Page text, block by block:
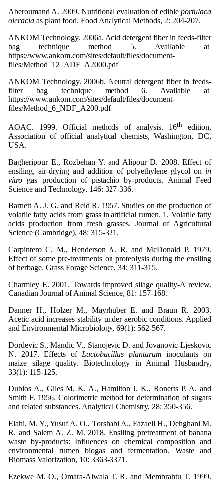
Aberoumand A. 2009. Nutritional evaluation of edible portulaca
oleracia as plant food. Food Analytical Methods, 2: 204-207.
ANKOM Technology. 2006a. Acid detergent fiber in feeds-filter
bag technique method 5. Available at
https://www.ankom.com/sites/default/files/document-
files/Method_12_ADF_A2000.pdf
ANKOM Technology. 2006b. Neutral detergent fiber in feeds-
filter bag technique method 6. Available at
https://www.ankom.com/sites/default/files/document-
files/Method_6_NDF_A200.pdf
AOAC. 1999. Official methods of analysis. 16thedition,
Association of official analytical chemists, Washington, DC,
USA.
Bagheripour E., Rozbehan Y. and Alipour D. 2008. Effect of
ensiling, air-drying and addition of polyethylene glycol on in
vitro gas production of pistachio by-products. Animal Feed
Science and Technology, 146: 327-336.
Barnett A. J. G. and Reid R. 1957. Studies on the production of
volatile fatty acids from grass in artificial rumen. 1. Volatile fatty
acids production from fresh grasses. Journal of Agricultural
Science (Cambridge), 48: 315-321.
Carpintero C. M., Henderson A. R. and McDonald P. 1979.
Effect of some pre-treatments on proteolysis during the ensiling
of herbage. Grass Forage Science, 34: 311-315.
Charmley E. 2001. Towards improved silage quality-A review.
Canadian Journal of Animal Science, 81: 157-168.
Danner H., Holzer M., Mayrhuber E. and Braun R. 2003.
Acetic acid increases stability under aerobic conditions. Applied
and Environmental Microbiology, 69(1): 562-567.
Dordevic S., Mandic V., Stanojevic D. and Jovanovic-Ljeskovic
N. 2017. Effects of Lactobacillus plantarum inoculants on
maize silage quality. Biotechnology in Animal Husbandry,
33(1): 115-125.
Dubios A., Giles M. K. A., Hamilton J. K., Ronerts P. A. and
Smith F. 1956. Colorimetric method for determination of sugars
and related substances. Analytical Chemistry, 28: 350-356.
Elahi, M. Y., Yusuf A. O., Torshabi A., Fazaeli H., Dehghani M.
R. and Salem A. Z. M. 2018. Ensiling pretreatment of banana
waste by‐products: Influences on chemical composition and
environmental rumen biogas and fermentation. Waste and
Biomass Valorization, 10: 3363-3371.
Ezekwe M. O., Omara-Alwala T. R. and Membrahtu T. 1999.